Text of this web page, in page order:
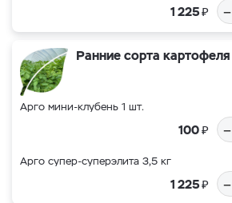
1 225₽ –
Ранние сорта картофеля
Арго мини-клубень 1 шт.
100₽ –
Арго супер-суперэлита 3,5 кг
1 225₽ –